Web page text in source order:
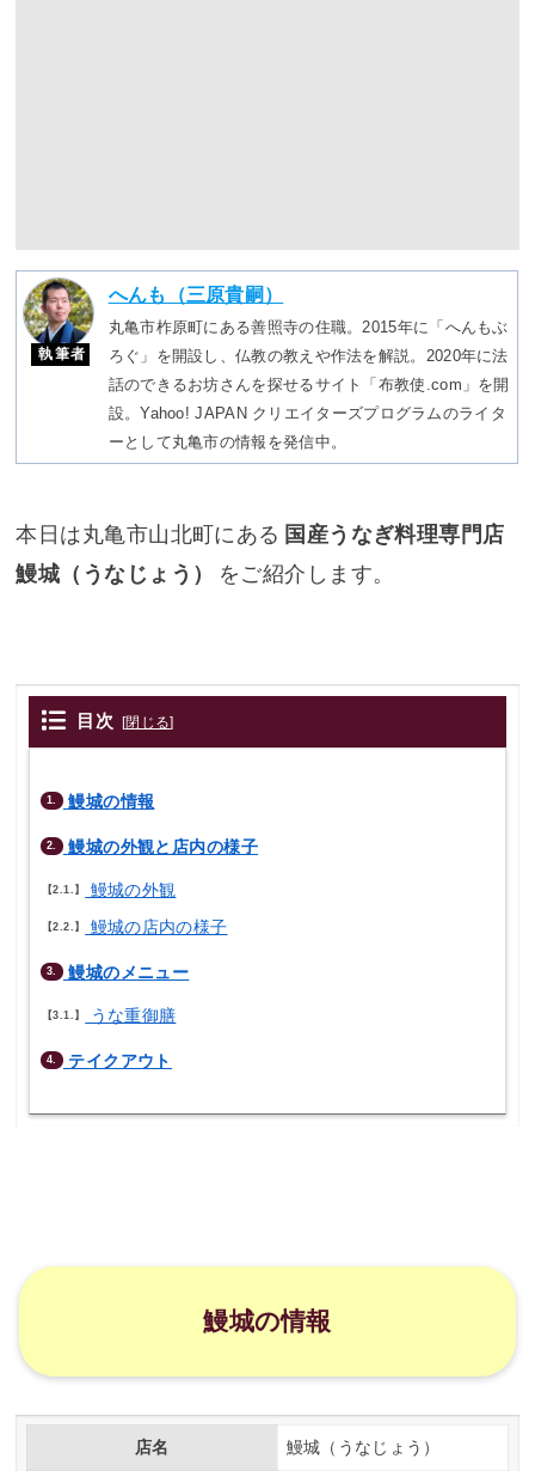
執筆者
へんも（三原貴嗣）
丸亀市柞原町にある善照寺の住職。2015年に「へんもぶ
ろぐ」を開設し、仏教の教えや作法を解説。2020年に法
話のできるお坊さんを探せるサイト「布教使.com」を開
設。Yahoo! JAPAN クリエイターズプログラムのライタ
ーとして丸亀市の情報を発信中。
本日は丸亀市山北町にある 国産うなぎ料理専門店
鰻城（うなじょう）
をご紹介します。
目次 [閉じる]
1. 鰻城の情報
2. 鰻城の外観と店内の様子
2.1. 鰻城の外観
2.2. 鰻城の店内の様子
3. 鰻城のメニュー
3.1. うな重御膳
4. テイクアウト
鰻城の情報
店名 鰻城（うなじょう）